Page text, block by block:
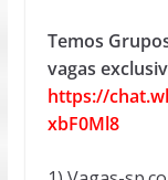
Temos
vagas
https://
xbF0Ml8